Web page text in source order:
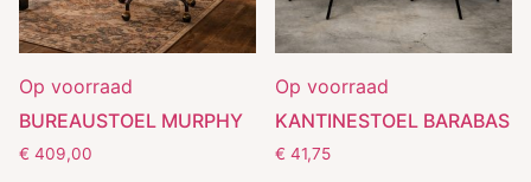
Op voorraad
BUREAUSTOEL MURPHY
€ 409,00
Op voorraad
KANTINESTOEL BARABAS
€ 41,75